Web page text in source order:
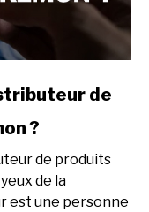
de
?
de produits
de la
est une personne